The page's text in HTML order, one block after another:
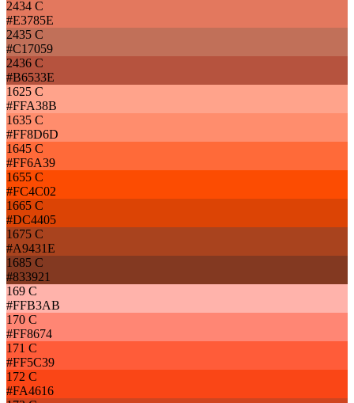
2434 C
#E3785E
2435 C
#C17059
2436 C
#B6533E
1625 C
#FFA38B
1635 C
#FF8D6D
1645 C
#FF6A39
1655 C
#FC4C02
1665 C
#DC4405
1675 C
#A9431E
1685 C
#833921
169 C
#FFB3AB
170 C
#FF8674
171 C
#FF5C39
172 C
#FA4616